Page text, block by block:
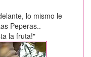
lo mismo le
Peperas..
la fruta!"